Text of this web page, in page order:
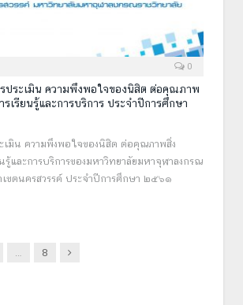
0
ประเมิน ความพึงพอใจของนิสิต ต่อคุณภาพ
เรียนรู้และการบริการ ประจำปีการศึกษา
เมิน ความพึงพอใจของนิสิต ต่อคุณภาพสิ่ง
รู้และการบริการของมหาวิทยาลัยมหาจุฬาลงกรณ
เขตนครสวรรค์ ประจำปีการศึกษา ๒๕๖๑
… 8 Next